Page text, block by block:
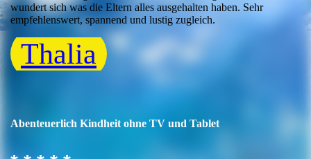
wundert sich was die Eltern alles ausgehalten haben. Sehr
empfehlenswert, spannend und lustig zugleich.
Thalia
Abenteuerlich Kindheit ohne TV und Tablet